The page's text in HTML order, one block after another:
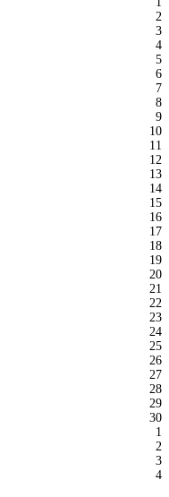
2
3
4
5
6
7
8
9
10
11
12
13
14
15
16
17
18
19
20
21
22
23
24
25
26
27
28
29
30
1
2
3
4